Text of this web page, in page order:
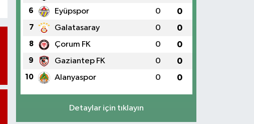
6 Eyüpspor 0 0
7 Galatasaray 0 0
8 Çorum FK 0 0
9 Gaziantep FK 0 0
10 Alanyaspor 0 0
Detaylar için tıklayın